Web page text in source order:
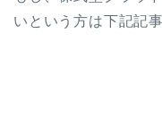
いという方は下記記